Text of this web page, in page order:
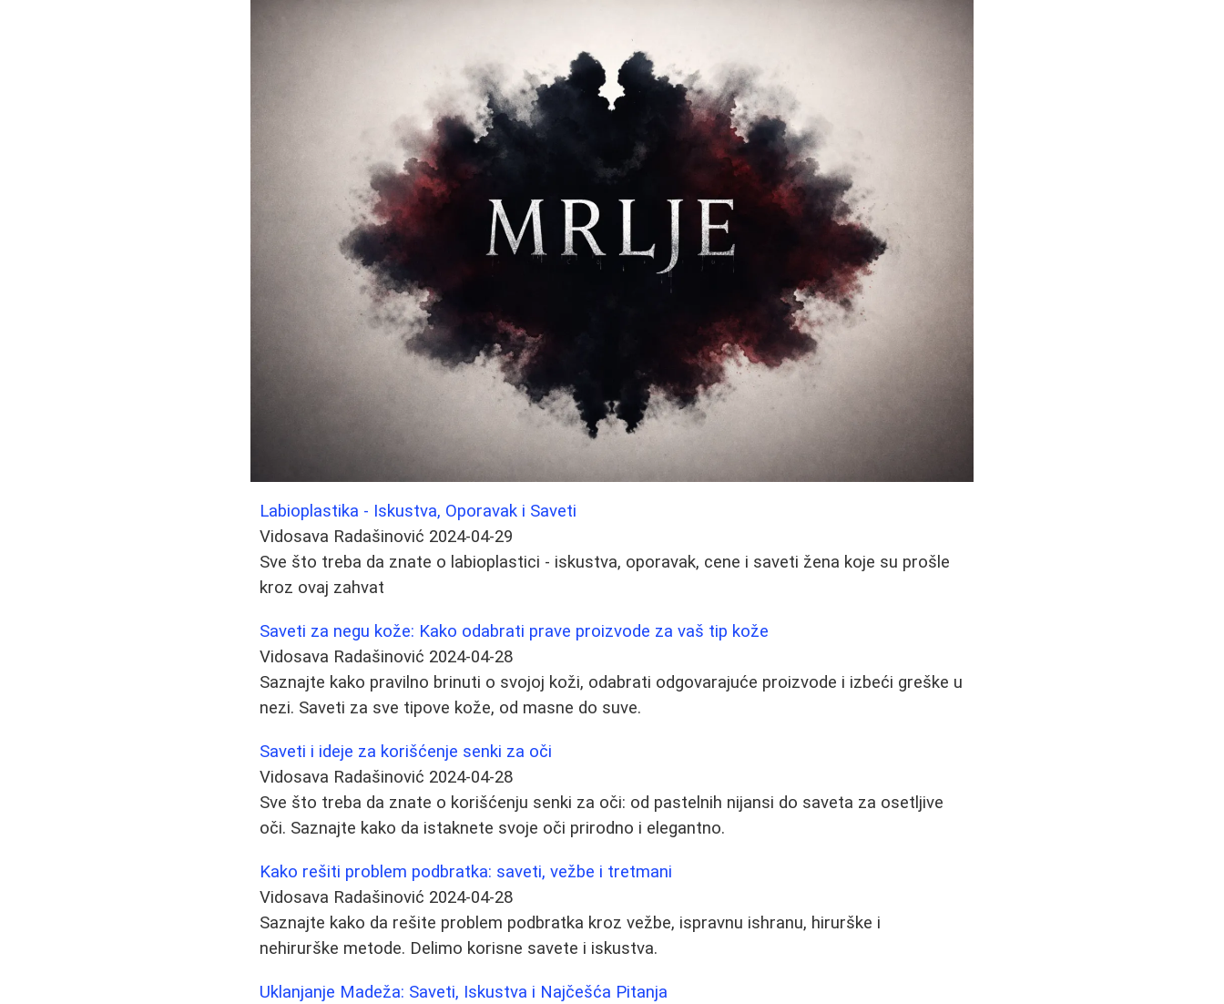
Labioplastika - Iskustva, Oporavak i Saveti
Vidosava Radašinović 2024-04-29
Sve što treba da znate o labioplastici - iskustva, oporavak, cene i saveti žena koje su prošle
kroz ovaj zahvat
Saveti za negu kože: Kako odabrati prave proizvode za vaš tip kože
Vidosava Radašinović 2024-04-28
Saznajte kako pravilno brinuti o svojoj koži, odabrati odgovarajuće proizvode i izbeći greške u
nezi. Saveti za sve tipove kože, od masne do suve.
Saveti i ideje za korišćenje senki za oči
Vidosava Radašinović 2024-04-28
Sve što treba da znate o korišćenju senki za oči: od pastelnih nijansi do saveta za osetljive
oči. Saznajte kako da istaknete svoje oči prirodno i elegantno.
Kako rešiti problem podbratka: saveti, vežbe i tretmani
Vidosava Radašinović 2024-04-28
Saznajte kako da rešite problem podbratka kroz vežbe, ispravnu ishranu, hirurške i
nehirurške metode. Delimo korisne savete i iskustva.
Uklanjanje Madeža: Saveti, Iskustva i Najčešća Pitanja